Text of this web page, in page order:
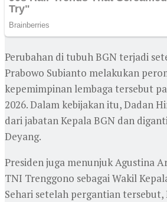
Perubahan di tubuh BGN terjadi
Prabowo Subianto melakukan
kepemimpinan lembaga tersebut
2026. Dalam kebijakan itu, Dadan
dari jabatan Kepala BGN dan
Deyang.
Presiden juga menunjuk Agustina
TNI Trenggono sebagai Wakil
Sehari setelah pergantian tersebut,